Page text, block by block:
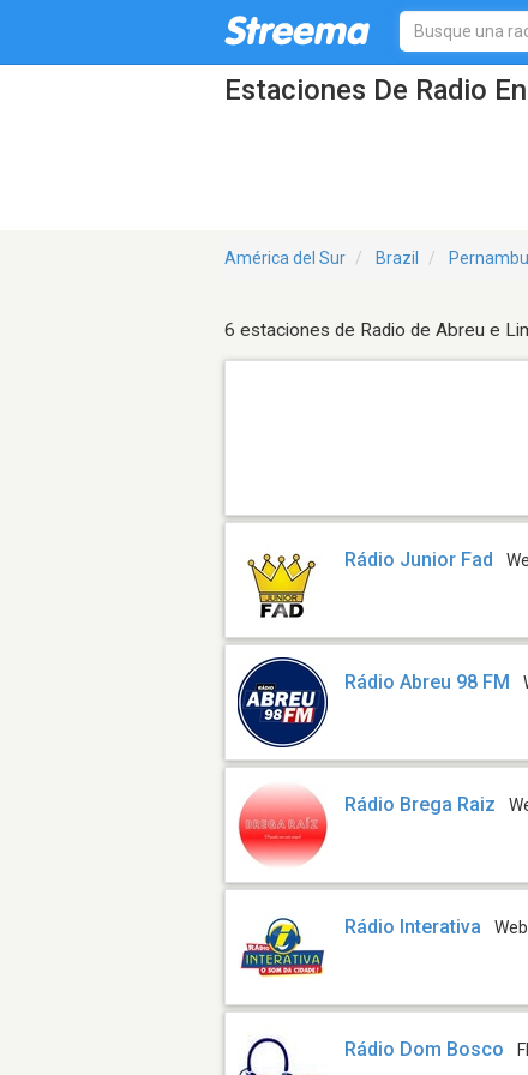
Estaciones De Radio
América del Sur Brazil
6 estaciones de Radio de Abreu e
Rádio Junior Fad
Rádio Abreu 98 FM
Rádio Brega Raiz
Rádio Interativa Web
Rádio Dom Bosco